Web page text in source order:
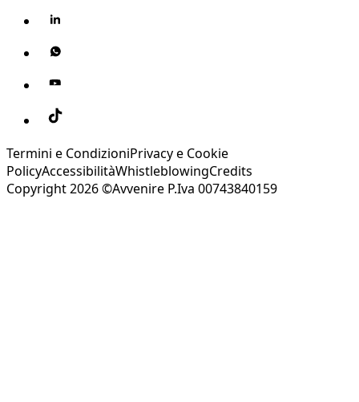
Termini e CondizioniPrivacy e Cookie
PolicyAccessibilitàWhistleblowingCredits
Copyright 2026 ©Avvenire P.Iva 00743840159